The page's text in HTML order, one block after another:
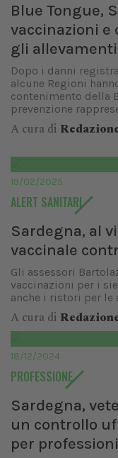
Blue Tongue,
vaccinazioni
gli allevamenti
Dopo i danni
alcune Regioni
contenimento della
prevenzione
A cura di
19/02/2025
ALERT SANITARI
Sardegna, al
vaccinale
Gli assessori
vaccinazioni per i
anche i ristori per le
A cura di
18/12/2024
PROFESSIONE
Sardegna,
un controllo
per